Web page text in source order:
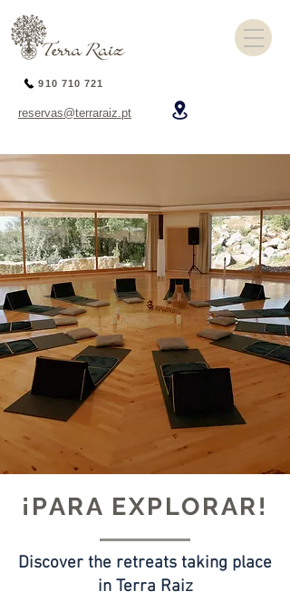
910 710 721
reservas@terraraiz.pt
¡PARA EXPLORAR!
Discover the retreats taking place
in Terra Raiz